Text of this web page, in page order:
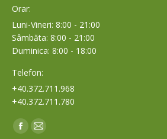
Orar:
Luni-Vineri: 8:00 - 21:00
Sâmbăta: 8:00 - 21:00
Duminica: 8:00 - 18:00
Telefon:
+40.372.711.968
+40.372.711.780
Find us on:
Facebook
Mail